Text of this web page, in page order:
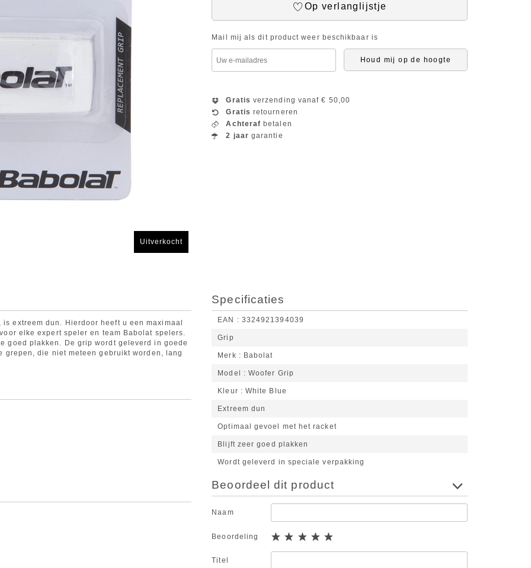
Uitverkocht
Op verlanglijstje
Mail mij als dit product weer beschikbaar is
Houd mij op de hoogte
Gratis verzending vanaf € 50,00
Gratis retourneren
Achteraf betalen
2 jaar garantie
extreem dun. Hierdoor heeft u een maximaal
elke expert speler en team Babolat spelers.
goed plakken. De grip wordt geleverd in goede
die niet meteen gebruikt worden, lang
Specificaties
EAN 3324921394039
Grip
Merk Babolat
Model Woofer Grip
Kleur White Blue
Extreem dun
Optimaal gevoel met het racket
Blijft zeer goed plakken
Wordt geleverd in speciale verpakking
Beoordeel dit product
Naam
Beoordeling
Titel